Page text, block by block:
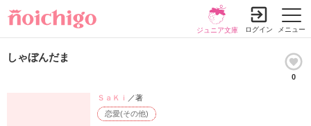
メニュー
ジュニア文庫 ログイン
しゃぼんだま
0
恋愛(その他)
ＳａＫｉ ／著